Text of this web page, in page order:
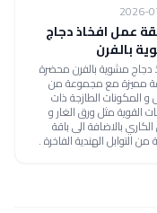
2026-
عمل افخاذ دجاج
بالفرن
دجاج مشوية بالفرن محضرة
مميزة مع مجموعة من
و المكونات الطازجة ذات
القوية مثل ورق الغار و
الكاري بالاضافة الى باقة
من التوابل الهندية الفاخرة .